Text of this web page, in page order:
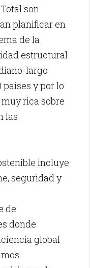
son
planificar en
de la
estructural
largo
países y por lo
rica sobre
las
incluye
seguridad y
de
donde
global